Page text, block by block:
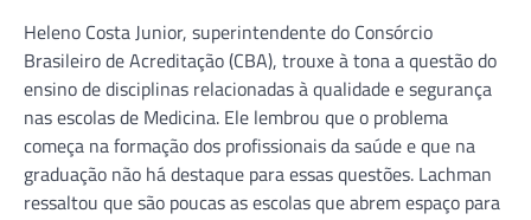
Heleno Costa Junior, superintendente do Consórcio
Brasileiro de Acreditação (CBA), trouxe à tona a questão do
ensino de disciplinas relacionadas à qualidade e segurança
nas escolas de Medicina. Ele lembrou que o problema
começa na formação dos profissionais da saúde e que na
graduação não há destaque para essas questões. Lachman
ressaltou que são poucas as escolas que abrem espaço para